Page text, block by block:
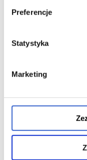
Preferencje
Statystyka
Marketing
ustępują,
Problem z
To jeden z
endokrynologii.
hormon T4
brak objawów,
(skonwertować)
ten zachodzi